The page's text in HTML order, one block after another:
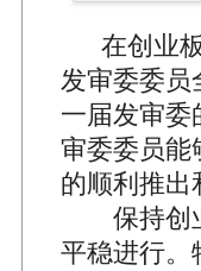
在创业板
发审委委员
一届发审委
审委委员能
的顺利推出
保持创业
平稳进行。